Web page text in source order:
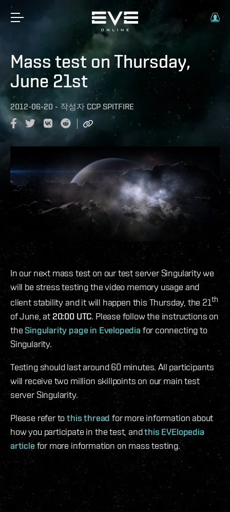
Mass test on Thursday,
June 21st
2012-06-20 - 작성자 CCP SPITFIRE
In our next mass test on our test server Singularity we
will be stress testing the video memory usage and
client stability and it will happen this Thursday, the 21th
of June, at 20:00 UTC. Please follow the instructions on
theSingularity page in Evelopedia for connecting to
Singularity.
Testing should last around 60 minutes. All participants
will receive two million skillpoints on our main test
server Singularity.
Please refer tothis thread for more information about
how you participate in the test, andthis EVElopedia
articlefor more information on mass testing.